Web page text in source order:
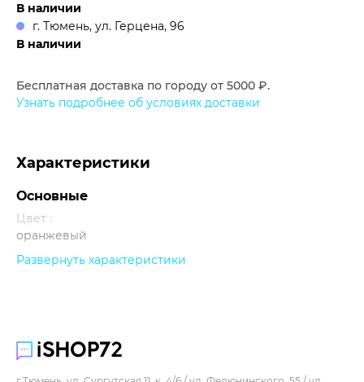
В наличии
г. Тюмень, ул. Герцена, 96
В наличии
Бесплатная доставка по городу от 5000 ₽.
Узнать подробнее об условиях доставки
Характеристики
Основные
Цвет :
оранжевый
Прочее
Развернуть характеристики